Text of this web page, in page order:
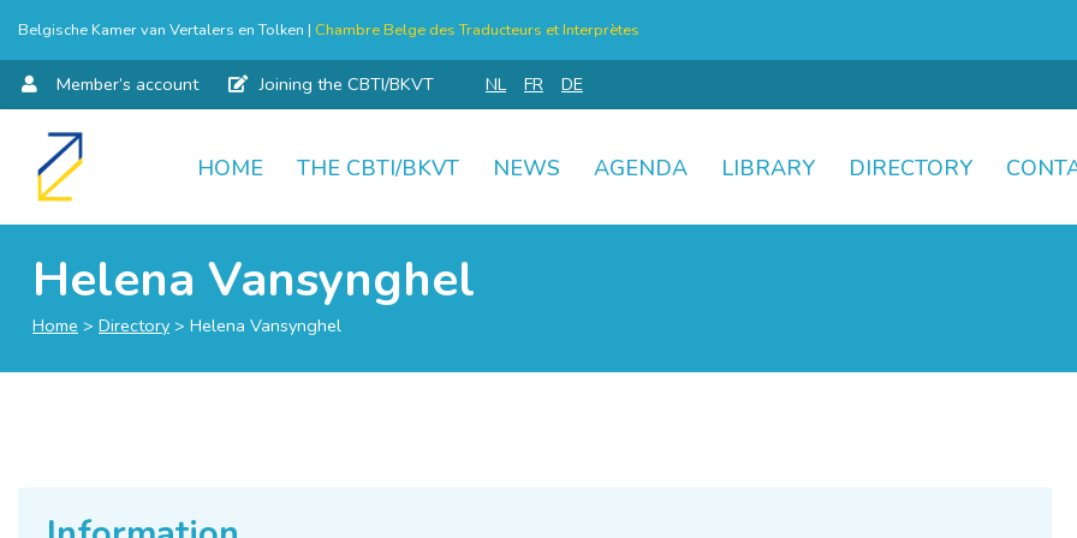
Belgische Kamer van Vertalers en Tolken | Chambre Belge des Traducteurs et Interprètes
Member’s account Joining the CBTI/BKVT NL FR DE
Skip
HOME THE CBTI/BKVT NEWS AGENDA LIBRARY DIRECTORY
Helena Vansynghel
Home > Directory > Helena Vansynghel